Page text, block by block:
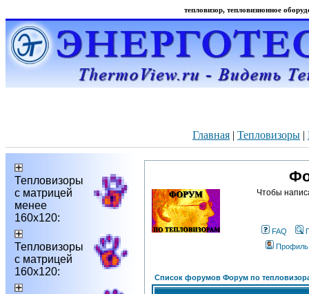
тепловизор, тепловизионное
Главная | Тепловизоры |
Тепловизоры
с матрицей
менее
160х120:
Тепловизоры
с матрицей
160х120:
Чтобы
FAQ
Профиль
Список форумов Форум по